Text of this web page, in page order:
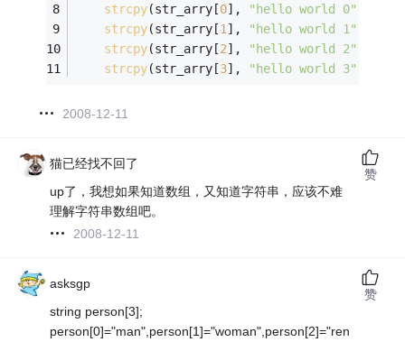
strcpy(str_arry[0], "hello world 0"
strcpy(str_arry[1 ], "hello world 1"
strcpy(str_arry[2], "hello world 2"
strcpy(str_arry[3], "hello world 3"
2008-12-11
猫已经找不回了
up了，我想如果知道数组，又知道字符串，应该不难
理解字符串数组吧。
2008-12-11
赞
asksgp
string person[3];
person[0]="man",person[1]="woman",person[2]="ren
赞